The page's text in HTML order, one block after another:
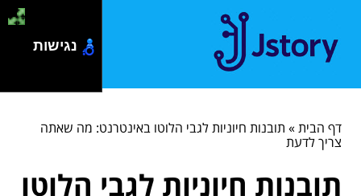
דף הבית» תובנות חיוניות לגבי הלוטו באינטרנט: מה שאתה
צריך לדעת
תובנות חיוניות לגבי הלוטו
נגישות